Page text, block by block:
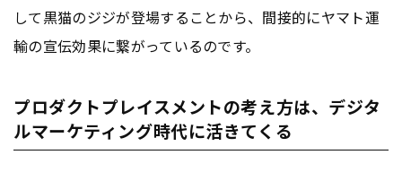
して黒猫のジジが登場することから、間接的にヤマト運
輸の宣伝効果に繋がっているのです。
プロダクトプレイスメントの考え方は、デジタ
ルマーケティング時代に活きてくる